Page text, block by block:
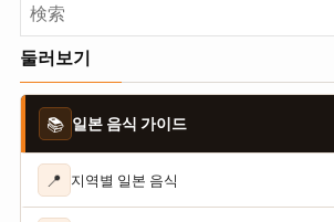
둘러보기
📚 일본 음식 가이드
📍 지역별 일본 음식